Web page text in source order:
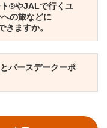
®やJALで行くユ
の旅などに
ますか。
バースデークーポ